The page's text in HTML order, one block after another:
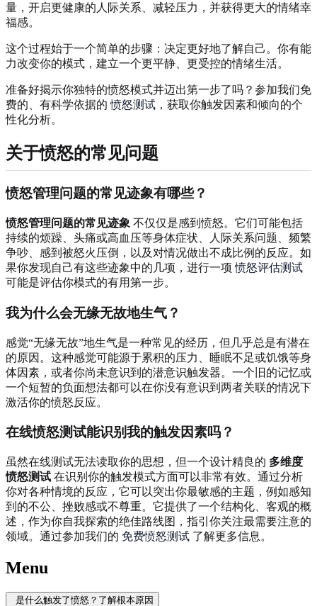
量，开启更健康的人际关系、减轻压力，并获得更大的情绪幸
福感。
这个过程始于一个简单的步骤：决定更好地了解自己。你有能
力改变你的模式，建立一个更平静、更受控的情绪生活。
准备好揭示你独特的愤怒模式并迈出第一步了吗？参加我们免
费的、有科学依据的愤怒测试 ，获取你触发因素和倾向的个
性化分析。
关于愤怒的常见问题
愤怒管理问题的常见迹象有哪些？
愤怒管理问题的常见迹象 不仅仅是感到愤怒。它们可能包括
持续的烦躁、头痛或高血压等身体症状、人际关系问题、频繁
争吵、感到被怒火压倒，以及对情况做出不成比例的反应。如
果你发现自己有这些迹象中的几项，进行一项愤怒评估测试
可能是评估你模式的有用第一步。
我为什么会无缘无故地生气？
感觉“无缘无故”地生气是一种常见的经历，但几乎总是有潜在
的原因。这种感觉可能源于累积的压力、睡眠不足或饥饿等身
体因素，或者你尚未意识到的潜意识触发器。一个旧的记忆或
一个短暂的负面想法都可以在你没有意识到两者关联的情况下
激活你的愤怒反应。
在线愤怒测试能识别我的触发因素吗？
虽然在线测试无法读取你的思想，但一个设计精良的 多维度
愤怒测试 在识别你的触发模式方面可以非常有效。通过分析
你对各种情境的反应，它可以突出你最敏感的主题，例如感知
到的不公、挫败感或不尊重。它提供了一个结构化、客观的概
述，作为你自我探索的绝佳路线图，指引你关注最需要注意的
领域。通过参加我们的 免费愤怒测试 了解更多信息。
Menu
是什么触发了愤怒？了解根本原因